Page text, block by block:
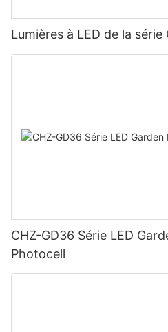
Lumières à LED de la série
CHZ-GD36 Série LED
Photocell